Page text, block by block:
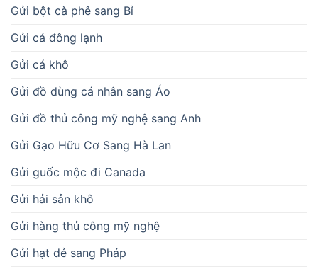
Gửi bột cà phê sang Bỉ
Gửi cá đông lạnh
Gửi cá khô
Gửi đồ dùng cá nhân sang Áo
Gửi đồ thủ công mỹ nghệ sang Anh
Gửi Gạo Hữu Cơ Sang Hà Lan
Gửi guốc mộc đi Canada
Gửi hải sản khô
Gửi hàng thủ công mỹ nghệ
Gửi hạt dẻ sang Pháp